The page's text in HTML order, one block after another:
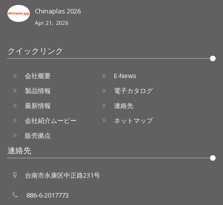
Chinaplas 2026
Apr 21, 2026
クイックリンク
会社概要
製品情報
最新情報
会社紹介ムービー
販売拠点
E-News
電子カタログ
連絡先
ネットマップ
連絡先
台南市永康区中正路231号
886-6-2017773